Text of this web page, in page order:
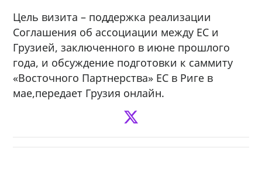
Цель визита – поддержка реализации
Соглашения об ассоциации между ЕС и
Грузией, заключенного в июне прошлого
года, и обсуждение подготовки к саммиту
«Восточного Партнерства» ЕС в Риге в
мае,передает Грузия онлайн.